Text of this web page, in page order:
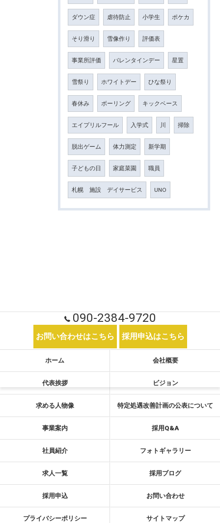
ダウン症 虐待防止 小学生 ポケカ
そり滑り 雪像作り 評価表
事業所評価 バレンタインデー 星置
雪祭り ホワイトデー ひな祭り
春休み ボーリング キックベース
エイプリルフール 入学式 川 掃除
脱出ゲーム 体力測定 新学期
子どもの日 家庭菜園 職員
札幌 施設 デイサービス UNO
090-2384-9720
お問い合わせはこちら 採用申込はこちら
ホーム 会社概要
代表挨拶 ビジョン
求める人物像 特定処遇改善計画の公表について
事業案内 採用Q&A
社員紹介 フォトギャラリー
求人一覧 採用ブログ
採用申込 お問い合わせ
プライバシーポリシー サイトマップ